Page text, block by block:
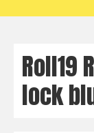
top!
y
estilo
para
Roll19
lock